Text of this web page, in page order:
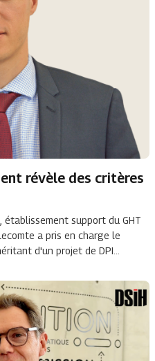
révèle des critères
établissement support du GHT
a pris en charge le
d'un projet de DPI